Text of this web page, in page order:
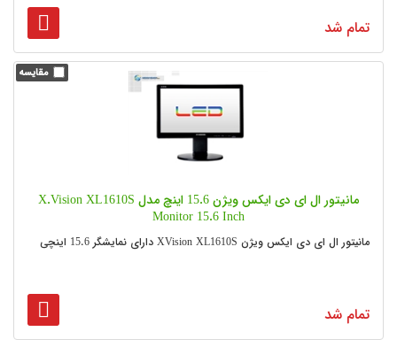
تمام شد
مانیتور ال ای دی ایکس ویژن 15.6 اینچ مدل X.Vision XL1610S
Monitor 15.6 Inch
مانیتور ال ای دی ایکس ویژن XVision XL1610S دارای نمایشگر 15.6 اینچی
تمام شد